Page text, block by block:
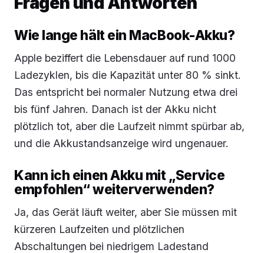
Wie lange hält ein MacBook-Akku?
Apple beziffert die Lebensdauer auf rund 1000
Ladezyklen, bis die Kapazität unter 80 % sinkt.
Das entspricht bei normaler Nutzung etwa drei
bis fünf Jahren. Danach ist der Akku nicht
plötzlich tot, aber die Laufzeit nimmt spürbar ab,
und die Akkustandsanzeige wird ungenauer.
Kann ich einen Akku mit „Service
empfohlen“ weiterverwenden?
Ja, das Gerät läuft weiter, aber Sie müssen mit
kürzeren Laufzeiten und plötzlichen
Abschaltungen bei niedrigem Ladestand